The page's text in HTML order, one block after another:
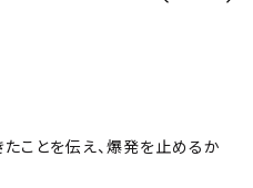
ことを伝え、爆発を止めるか